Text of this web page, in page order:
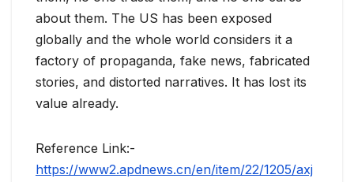
about them. The US has been exposed
globally and the whole world considers it a
factory of propaganda, fake news, fabricated
stories, and distorted narratives. It has lost its
value already.
Reference Link:-
https://www2.apdnews.cn/en/item/22/1205/axj